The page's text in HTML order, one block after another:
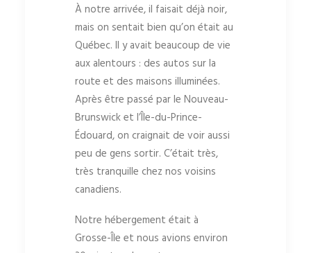
À notre arrivée, il faisait déjà noir,
mais on sentait bien qu’on était au
Québec. Il y avait beaucoup de vie
aux alentours : des autos sur la
route et des maisons illuminées.
Après être passé par le Nouveau-
Brunswick et l’Île-du-Prince-
Édouard, on craignait de voir aussi
peu de gens sortir. C’était très,
très tranquille chez nos voisins
canadiens.
Notre hébergement était à
Grosse-Île et nous avions environ